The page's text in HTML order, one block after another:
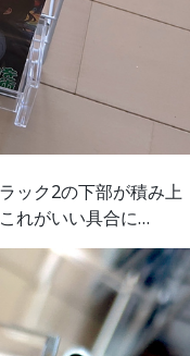
ック2の下部が積み上
れがいい具合に…